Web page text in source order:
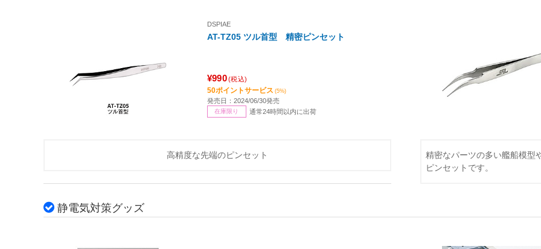
DSPIAE
AT-TZ05 ツル首型 精密ピンセット
¥990(税込)
50ポイントサービス (5%)
発売日：2024/06/30発売
在庫限り 通常24時間以内に出荷
高精度な先端のピンセット
精密なパーツの多い艦船模型
ピンセットです。
静電気対策グッズ